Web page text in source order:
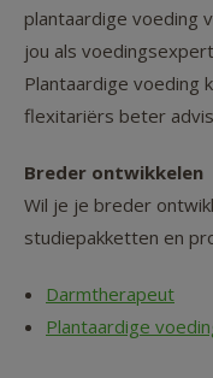
plantaardige voeding
jou als
Plantaardige voeding
flexitariërs beter
Breder ontwikkelen
Wil je je breder
studiepakketten en
Darmtherapeut
Plantaardige